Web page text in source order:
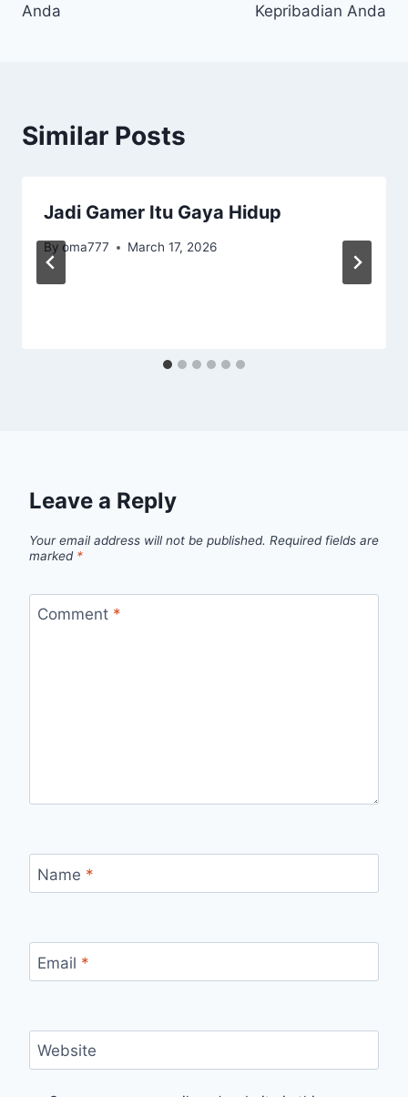
Anda
Kepribadian Anda
Similar Posts
Jadi Gamer Itu Gaya Hidup
By oma777 March 17, 2026
Leave a Reply
Your email address will not be published. Required fields are
marked *
Comment *
Name *
Email *
Website